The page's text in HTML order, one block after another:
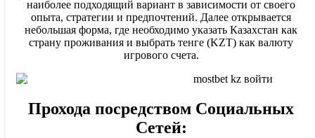
наиболее подходящий вариант в зависимости от своего
опыта, стратегии и предпочтений. Далее открывается
небольшая форма, где необходимо указать Казахстан как
страну проживания и выбрать тенге (KZT) как валюту
игрового счета.
Прохода посредством Социальных
Сетей: